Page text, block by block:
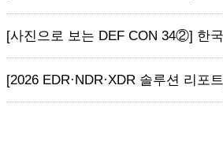
[사진으로 보는 DEF CON 34②] 한
[2026 EDR·NDR·XDR 솔루션 리포